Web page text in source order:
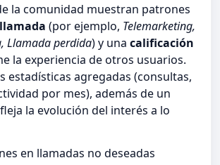
la comunidad muestran patrones
(por ejemplo, Telemarketing,
Llamada perdida) y una calificación
la experiencia de otros usuarios.
estadísticas agregadas (consultas,
por mes), además de un
la evolución del interés a lo
en llamadas no deseadas